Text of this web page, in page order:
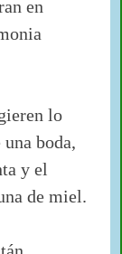
en
lo
una boda,
y el
de miel.